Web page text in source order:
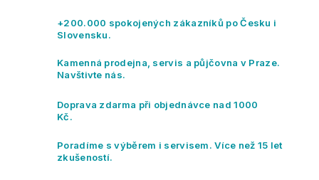
á
c
r
v
y
+200.000 spokojených zákazníků po Česku i
Slovensku.
Kamenná prodejna, servis a půjčovna v Praze.
Navštivte nás.
Doprava zdarma při objednávce nad 1000
Kč.
Poradíme s výběrem i servisem. Více než 15 let
zkušeností.